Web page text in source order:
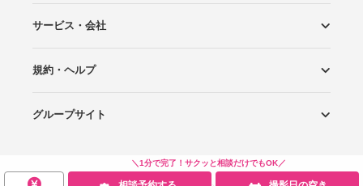
＼1分で完了！サクッと相談だけでもOK／
Wedding Photo マガジン
はじめてガイド
サービス・会社
Photoraitとは
スタジオの掲載について
お問い合わせ
運営会社
サイトマップ
規約・ヘルプ
プライバシーポリシー
利用規約
ヘルプ
グループサイト
Wedding Park 海外